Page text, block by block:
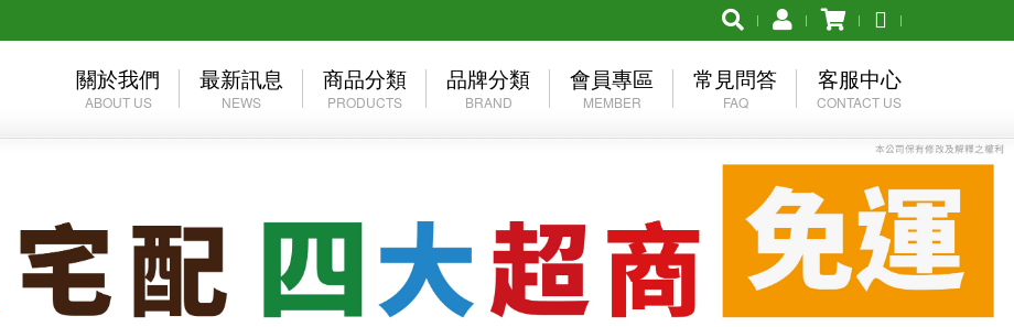
關於我們
ABOUT US
最新訊息
NEWS
商品分類
PRODUCTS
☆☆☆ 買一送一 ☆☆☆
❖巴黎奧運周邊❖
品牌分類
BRAND
MIZUNO美津濃
MUELLER慕樂
會員專區
MEMBER
忘記密碼
常見問答
FAQ
購物須知
退換貨問題
促銷組合下單流程
客服中心
CONTACT US
產品詢問
聯絡我們
異業結盟